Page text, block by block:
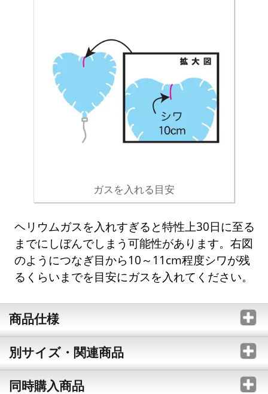
ガスを入れる目安
ヘリウムガスを入れすぎると特性上30日に至る
までにしぼんでしまう可能性があります。右図
のようにつなぎ目から10～11cm程度シワが残
るくらいまでを目安にガスを入れてください。
商品仕様
別サイズ・関連商品
同時購入商品